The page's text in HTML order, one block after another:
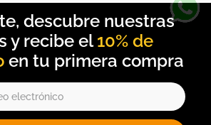
10% de